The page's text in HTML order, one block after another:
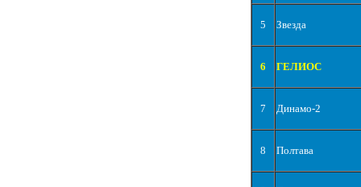
5 Звезда
6 ГЕЛИОС
7 Динамо-2
8 Полтава